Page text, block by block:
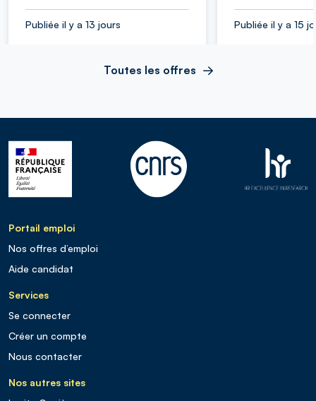
Publiée il y a 13 jours Publiée il y a 15
Toutes les offres
Portail emploi
Nos offres d’emploi
Aide candidat
Services
Se connecter
Créer un compte
Nous contacter
Nos autres sites